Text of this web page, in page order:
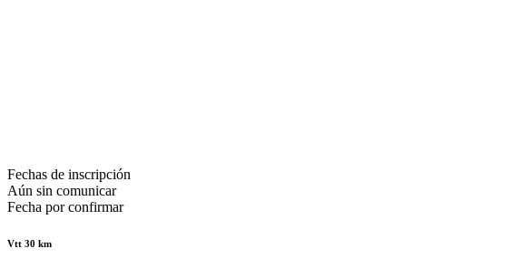
Fechas de inscripción
Aún sin comunicar
Fecha por confirmar
Vtt 30 km